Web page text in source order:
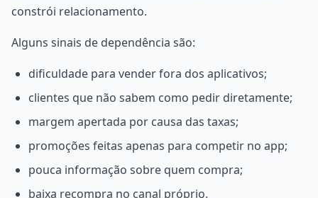
constrói relacionamento.
Alguns sinais de dependência são:
dificuldade para vender fora dos aplicativos;
clientes que não sabem como pedir diretamente;
margem apertada por causa das taxas;
promoções feitas apenas para competir no app;
pouca informação sobre quem compra;
baixa recompra no canal próprio.